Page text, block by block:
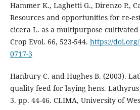
Hammer K., Laghetti G., Direnzo P.,
Resources and opportunities for re-
cicera L. as a multipurpose
Crop Evol. 66, 523-544. https://doi.org/
0717-3
Hanbury C. and Hughes B. (2003).
quality feed for laying hens.
3. pp. 44-46. CLIMA, University of